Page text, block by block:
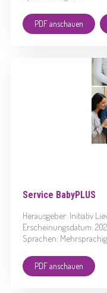
PDF anschauen
Service BabyPLUS
Herausgeber: Initiativ
Erscheinungsdatum:
Sprachen:
PDF anschauen